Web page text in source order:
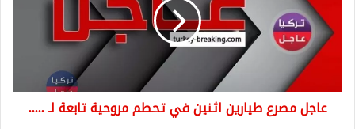
في
تحطم
مروحية
لـ
عاجل مصرع طيارين اثنين في تحطم مروحية تابعة لـ .....